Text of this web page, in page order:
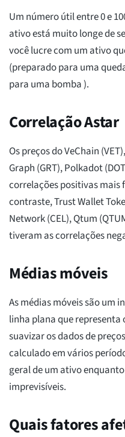
Um número útil entre 0 e
ativo está muito longe de
você lucre com um ativo
(preparado para uma
para uma bomba ).
Correlação Astar
Os preços do VeChain
Graph (GRT), Polkadot
correlações positivas mais
contraste, Trust Wallet
Network (CEL), Qtum
tiveram as correlações
Médias móveis
As médias móveis são um
linha plana que representa
suavizar os dados de
calculado em vários
geral de um ativo
imprevisíveis.
Quais fatores